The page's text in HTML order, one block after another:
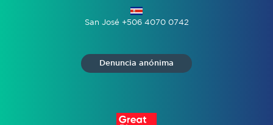
San José +506 4070 0742
Denuncia anónima